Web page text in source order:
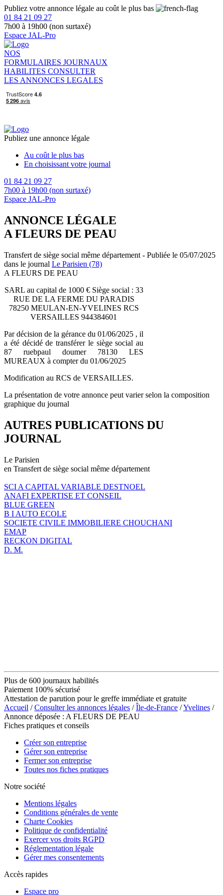
Publiez votre annonce légale au coût le plus bas
01 84 21 09 27
7h00 à 19h00 (non surtaxé)
Espace JAL-Pro
NOS
FORMULAIRES JOURNAUX
HABILITES CONSULTER
LES ANNONCES LEGALES
Publiez une annonce légale
Au coût le plus bas
En choisissant votre journal
01 84 21 09 27
7h00 à 19h00 (non surtaxé)
Espace JAL-Pro
ANNONCE LÉGALE
A FLEURS DE PEAU
Transfert de siège social même département - Publiée le 05/07/2025
dans le journal Le Parisien (78)
A FLEURS DE PEAU
SARL au capital de 1000 € Siège social : 33
RUE DE LA FERME DU PARADIS
78250 MEULAN-EN-YVELINES RCS
VERSAILLES 944384601
Par décision de la gérance du 01/06/2025 , il
a été décidé de transférer le siège social au
87 ruebpaul doumer 78130 LES
MUREAUX à compter du 01/06/2025
Modification au RCS de VERSAILLES.
La présentation de votre annonce peut varier selon la composition
graphique du journal
AUTRES PUBLICATIONS DU
JOURNAL
Le Parisien
en Transfert de siège social même département
SCI A CAPITAL VARIABLE DESTNOEL
ANAFI EXPERTISE ET CONSEIL
BLUE GREEN
B I AUTO ECOLE
SOCIETE CIVILE IMMOBILIERE CHOUCHANI
EMAP
RECKON DIGITAL
D. M.
Plus de 600 journaux habilités
Paiement 100% sécurisé
Attestation de parution pour le greffe immédiate et gratuite
Accueil /Consulter les annonces légales /Île-de-France /Yvelines /
Annonce déposée : A FLEURS DE PEAU
Fiches pratiques et conseils
Créer son entreprise
Gérer son entreprise
Fermer son entreprise
Toutes nos fiches pratiques
Notre société
Mentions légales
Conditions générales de vente
Charte Cookies
Politique de confidentialité
Exercer vos droits RGPD
Réglementation légale
Gérer mes consentements
Accès rapides
Espace pro